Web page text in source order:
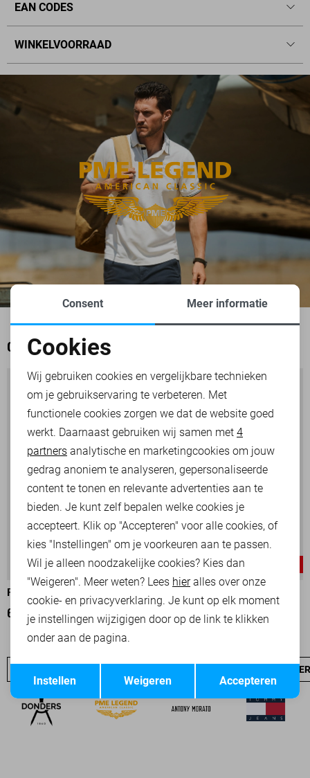
EAN CODES
WINKELVOORRAAD
OOK HET BEKIJKEN WAARD
-25%
PME LEGEND TRUI
67,50 89,99
PME LEGEND TRUI
67,50 89,99
PME LEGEND
Noodzakelijke cookies
Personalisatie cookies
Analytische cookies
Marketing cookies
Opslaan
Consent Meer informatie
Cookies
Wij gebruiken cookies en vergelijkbare technieken
om je gebruikservaring te verbeteren. Met
functionele cookies zorgen we dat de website goed
werkt. Daarnaast gebruiken wij samen met 4
partners analytische en marketingcookies om jouw
gedrag anoniem te analyseren, gepersonaliseerde
content te tonen en relevante advertenties aan te
bieden. Je kunt zelf bepalen welke cookies je
accepteert. Klik op "Accepteren" voor alle cookies, of
kies "Instellingen" om je voorkeuren aan te passen.
Wil je alleen noodzakelijke cookies? Kies dan
"Weigeren". Meer weten? Lees hieralles over onze
cookie- en privacyverklaring. Je kunt op elk moment
je instellingen wijzigigen door op de link te klikken
onder aan de pagina.
Accepteren
Weigeren
Instellen